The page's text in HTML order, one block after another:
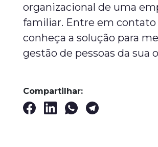
organizacional de uma
familiar. Entre em contato
conheça a solução para
gestão de pessoas da sua
Compartilhar: